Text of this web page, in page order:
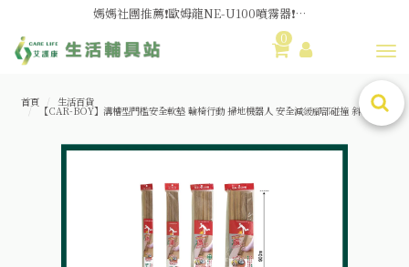
媽媽社團推薦❗歐姆龍NE-U100噴霧器❗躺著噴也👌
舊換新方案👍好評不斷~🆕品項更新中
0
首頁 生活百貨
【CAR-BOY】溝槽型門檻安全軟墊 輪椅行動 掃地機器人 安全減緩腳部碰撞 斜坡板